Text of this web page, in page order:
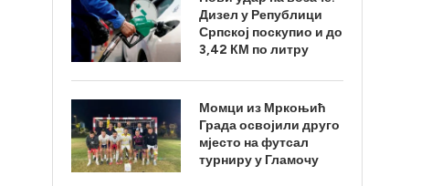
Дизел у Републици
Српској поскупио и до
3,42 КМ по литру
Момци из Мркоњић
Града освојили друго
мјесто на футсал
турниру у Гламочу